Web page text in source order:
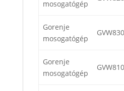
mosogatógép
Gorenje
mosogatógép
Gorenje
mosogatógép